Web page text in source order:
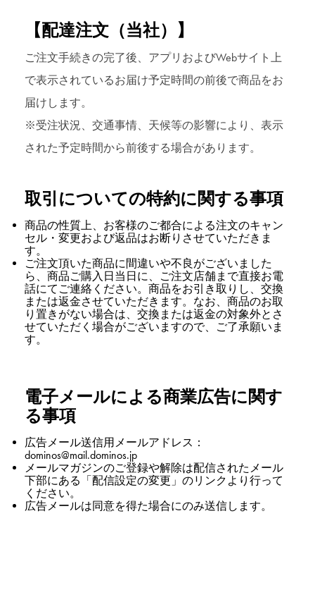
【配達注文（当社）】
ご注文手続きの完了後、アプリおよびWebサイト上
で表示されているお届け予定時間の前後で商品をお
届けします。
※受注状況、交通事情、天候等の影響により、表示
された予定時間から前後する場合があります。
取引についての特約に関する事項
商品の性質上、お客様のご都合による注文のキャン
セル・変更および返品はお断りさせていただきま
す。
ご注文頂いた商品に間違いや不良がございました
ら、商品ご購入日当日に、ご注文店舗まで直接お電
話にてご連絡ください。商品をお引き取りし、交換
または返金させていただきます。なお、商品のお取
り置きがない場合は、交換または返金の対象外とさ
せていただく場合がございますので、ご了承願いま
す。
電子メールによる商業広告に関す
る事項
広告メール送信用メールアドレス：
dominos@mail.dominos.jp
メールマガジンのご登録や解除は配信されたメール
下部にある「配信設定の変更」のリンクより行って
ください。
広告メールは同意を得た場合にのみ送信します。